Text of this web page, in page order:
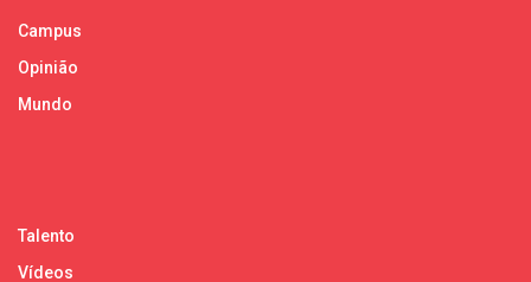
Campus
Opinião
Mundo
Talento
Vídeos